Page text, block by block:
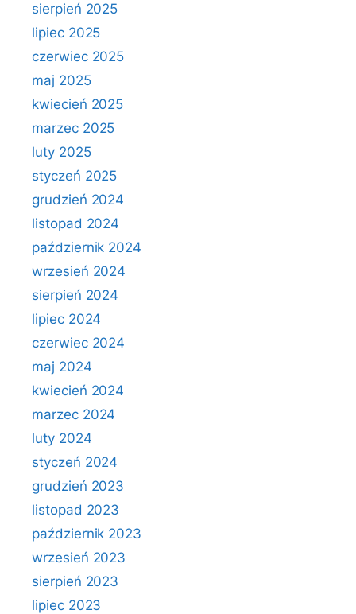
sierpień 2025
lipiec 2025
czerwiec 2025
maj 2025
kwiecień 2025
marzec 2025
luty 2025
styczeń 2025
grudzień 2024
listopad 2024
październik 2024
wrzesień 2024
sierpień 2024
lipiec 2024
czerwiec 2024
maj 2024
kwiecień 2024
marzec 2024
luty 2024
styczeń 2024
grudzień 2023
listopad 2023
październik 2023
wrzesień 2023
sierpień 2023
lipiec 2023